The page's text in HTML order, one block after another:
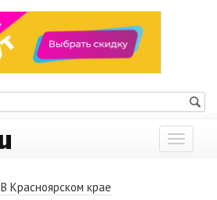
Показать
меню
В Красноярском крае